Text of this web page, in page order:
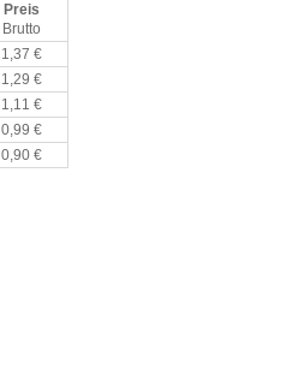
Preis
Brutto
1,37 €
1,29 €
1,11 €
0,99 €
0,90 €